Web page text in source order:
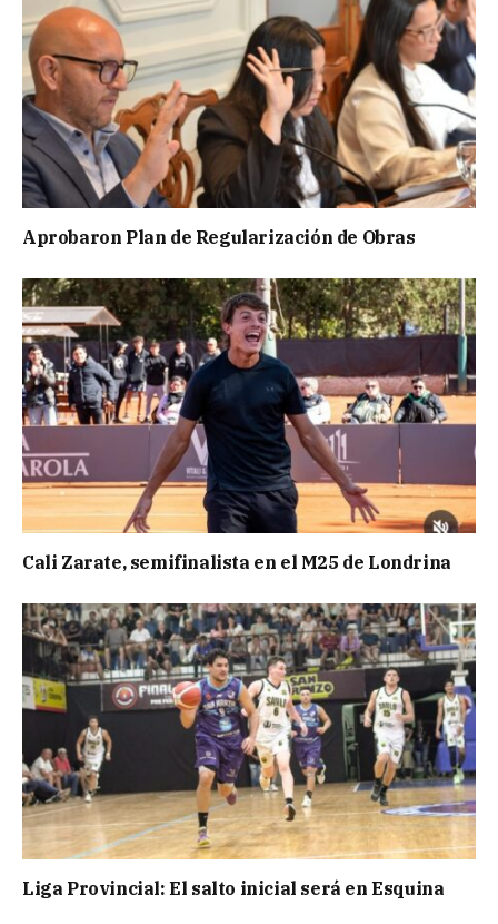
Aprobaron Plan de Regularización de Obras
Cali Zarate, semifinalista en el M25 de Londrina
Liga Provincial: El salto inicial será en Esquina